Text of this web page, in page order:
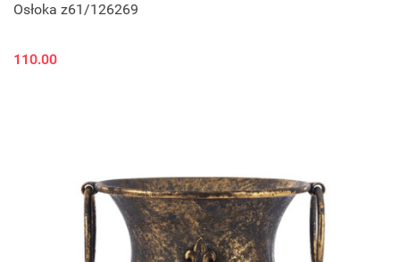
Osłoka z61/126269
110.00